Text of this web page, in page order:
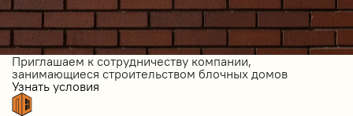
Приглашаем к сотрудничеству компании,
занимающиеся строительством блочных домов
Узнать условия